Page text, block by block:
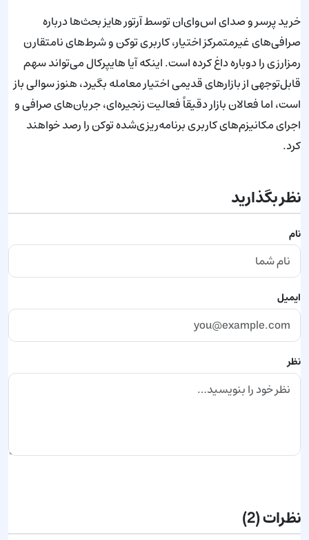
خرید پرسر و صدای اس‌وای‌ان توسط آرتور هایز بحث‌ها درباره
صرافی‌های غیرمتمرکز اختیار، کاربری توکن و شرط‌های نامتقارن
رمزارزی را دوباره داغ کرده است. اینکه آیا هایپرکال می‌تواند سهم
قابل‌توجهی از بازارهای قدیمی اختیار معامله بگیرد، هنوز سوالی باز
است، اما فعالان بازار دقیقاً فعالیت زنجیره‌ای، جریان‌های صرافی و
اجرای مکانیزم‌های کاربری برنامه‌ریزی‌شده توکن را رصد خواهند
کرد.
نظر بگذارید
نام
ایمیل
نظر
نظرات(2)